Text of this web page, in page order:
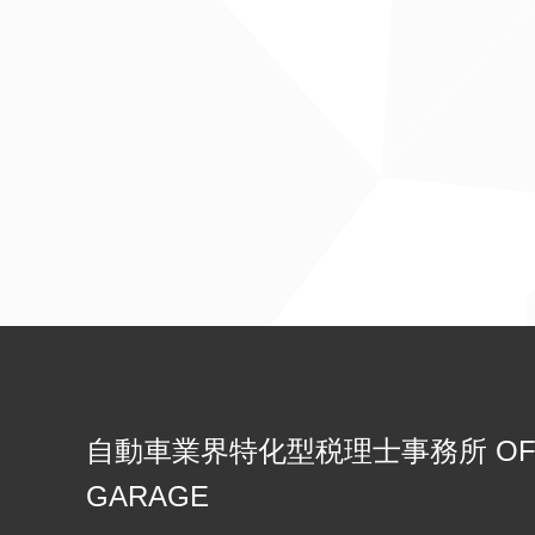
自動車業界特化型税理士事務所
GARAGE